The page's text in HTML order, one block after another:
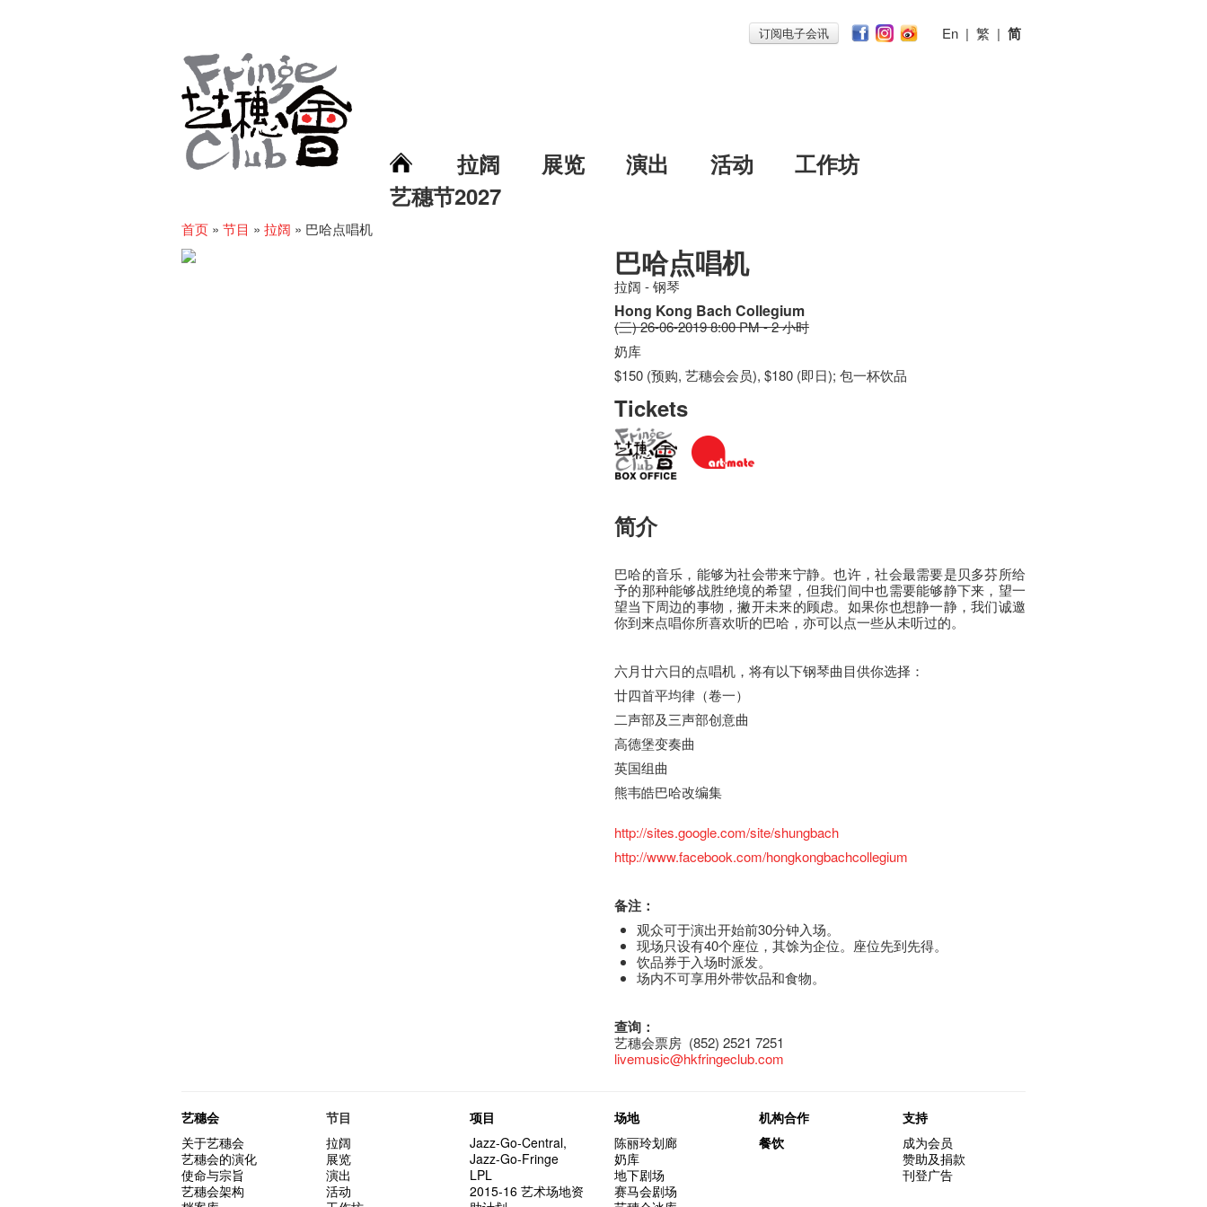
订阅电子会讯 En | 繁 | 简
拉阔 展览 演出 活动
工作坊
艺穗节2027
首页 » 节目 » 拉阔 » 巴哈点唱机
巴哈点唱机
拉阔 - 钢琴
Hong Kong Bach Collegium
(三) 26-06-2019 8:00 PM - 2 小时
奶库
$150 (预购, 艺穗会会员), $180 (即日); 包一杯饮品
Tickets
简介
巴哈的音乐，能够为社会带来宁静。也许，社会最需要是贝多芬所给
予的那种能够战胜绝境的希望，但我们间中也需要能够静下来，望一
望当下周边的事物，撇开未来的顾虑。如果你也想静一静，我们诚邀
你到来点唱你所喜欢听的巴哈，亦可以点一些从未听过的。
六月廿六日的点唱机，将有以下钢琴曲目供你选择：
廿四首平均律（卷一）
二声部及三声部创意曲
高德堡变奏曲
英国组曲
熊韦皓巴哈改编集
http://sites.google.com/site/shungbach
http://www.facebook.com/hongkongbachcollegium
备注：
观众可于演出开始前30分钟入场。
现场只设有40个座位，其馀为企位。座位先到先得。
饮品券于入场时派发。
场内不可享用外带饮品和食物。
查询：
艺穗会票房 (852) 2521 7251
livemusic@hkfringeclub.com
艺穗会
关于艺穗会
艺穗会的演化
使命与宗旨
艺穗会架构
节目
拉阔
展览
演出
活动
项目
Jazz-Go-Central,
Jazz-Go-Fringe
LPL
2015-16 艺术场地资
场地
陈丽玲划廊
奶库
地下剧场
赛马会剧场
机构合作
餐饮
支持
成为会员
赞助及捐款
刊登广告